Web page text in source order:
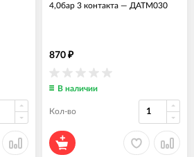
4,0бар 3 контакта — ДАТМ030
870 ₽
В наличии
Кол-во